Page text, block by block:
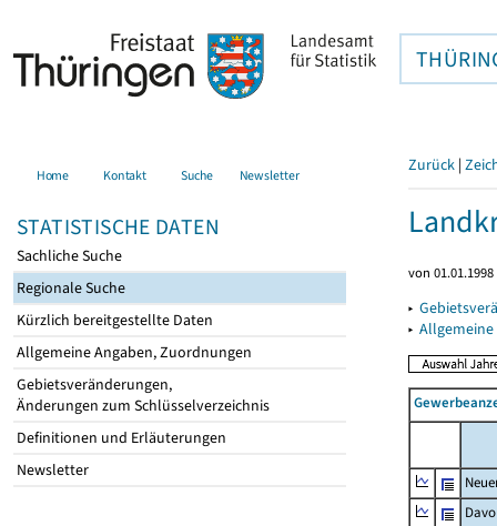
Home Kontakt Suche Newsletter
STATISTISCHE DATEN
Sachliche Suche
Regionale Suche
Kürzlich bereitgestellte Daten
Allgemeine Angaben, Zuordnungen
Gebietsveränderungen,
Änderungen zum Schlüsselverzeichnis
Definitionen und Erläuterungen
Newsletter
Zurück |
von
▸
▸